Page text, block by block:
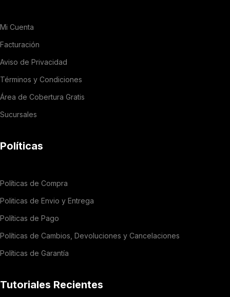
Mi Cuenta
Facturación
Aviso de Privacidad
Términos y Condiciones
Área de Cobertura Gratis
Sucursales
Políticas
Políticas de Compra
Politicas de Envio y Entrega
Políticas de Pago
Políticas de Cambios, Devoluciones y Cancelaciones
Políticas de Garantía
Tutoriales Recientes